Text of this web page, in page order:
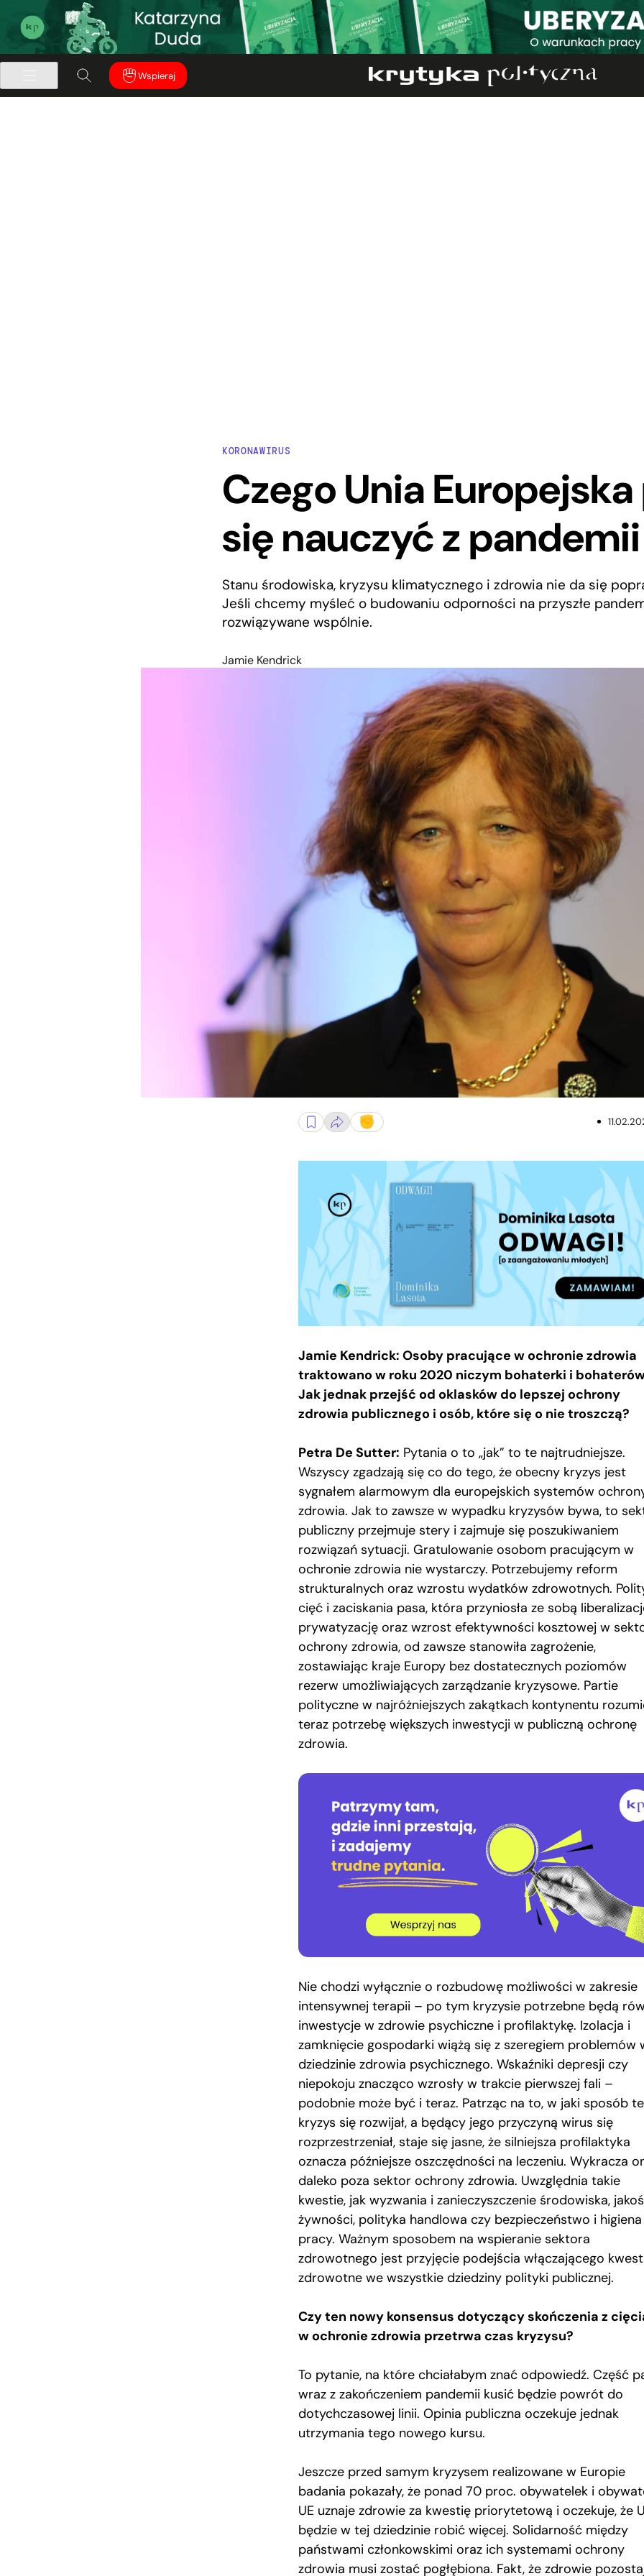
Wspieraj
KORONAWIRUS
Czego Unia
się nauczyć z pandemii
Stanu środowiska, kryzysu klimatycznego i zdrowia nie da się
Jeśli chcemy myśleć o budowaniu odporności na przyszłe
rozwiązywane wspólnie.
Jamie Kendrick
Jamie Kendrick: Osoby pracujące w ochronie zdrowia
traktowano w roku 2020 niczym bohaterki i
Jak jednak przejść od oklasków do lepszej ochrony
zdrowia publicznego i osób, które się o nie troszczą?
Petra De Sutter: Pytania o to „jak” to te najtrudniejsze.
Wszyscy zgadzają się co do tego, że obecny kryzys jest
sygnałem alarmowym dla europejskich systemów
zdrowia. Jak to zawsze w wypadku kryzysów bywa, to
publiczny przejmuje stery i zajmuje się poszukiwaniem
rozwiązań sytuacji. Gratulowanie osobom pracującym w
ochronie zdrowia nie wystarczy. Potrzebujemy reform
strukturalnych oraz wzrostu wydatków zdrowotnych.
cięć i zaciskania pasa, która przyniosła ze sobą
prywatyzację oraz wzrost efektywności kosztowej w
ochrony zdrowia, od zawsze stanowiła zagrożenie,
zostawiając kraje Europy bez dostatecznych poziomów
rezerw umożliwiających zarządzanie kryzysowe. Partie
polityczne w najróżniejszych zakątkach kontynentu
teraz potrzebę większych inwestycji w publiczną ochronę
zdrowia.
Nie chodzi wyłącznie o rozbudowę możliwości w zakresie
intensywnej terapii – po tym kryzysie potrzebne będą
inwestycje w zdrowie psychiczne i profilaktykę. Izolacja i
zamknięcie gospodarki wiążą się z szeregiem problemów
dziedzinie zdrowia psychicznego. Wskaźniki depresji czy
niepokoju znacząco wzrosły w trakcie pierwszej fali –
podobnie może być i teraz. Patrząc na to, w jaki sposób
kryzys się rozwijał, a będący jego przyczyną wirus się
rozprzestrzeniał, staje się jasne, że silniejsza profilaktyka
oznacza późniejsze oszczędności na leczeniu. Wykracza
daleko poza sektor ochrony zdrowia. Uwzględnia takie
kwestie, jak wyzwania i zanieczyszczenie środowiska,
żywności, polityka handlowa czy bezpieczeństwo i higiena
pracy. Ważnym sposobem na wspieranie sektora
zdrowotnego jest przyjęcie podejścia włączającego
zdrowotne we wszystkie dziedziny polityki publicznej.
Czy ten nowy konsensus dotyczący skończenia z
w ochronie zdrowia przetrwa czas kryzysu?
To pytanie, na które chciałabym znać odpowiedź. Część
wraz z zakończeniem pandemii kusić będzie powrót do
dotychczasowej linii. Opinia publiczna oczekuje jednak
utrzymania tego nowego kursu.
Jeszcze przed samym kryzysem realizowane w Europie
badania pokazały, że ponad 70 proc. obywatelek i
UE uznaje zdrowie za kwestię priorytetową i oczekuje, że
będzie w tej dziedzinie robić więcej. Solidarność między
państwami członkowskimi oraz ich systemami ochrony
zdrowia musi zostać pogłębiona. Fakt, że zdrowie